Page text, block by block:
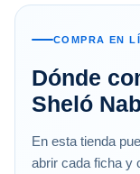
COMPRA EN
Dónde
Sheló
En esta tienda
abrir cada ficha y